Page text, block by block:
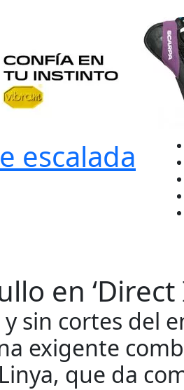
en
sin cortes del
exigente
que da